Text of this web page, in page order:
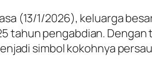
(13/1/2026), keluarga
pengabdian. Dengan
simbol kokohnya